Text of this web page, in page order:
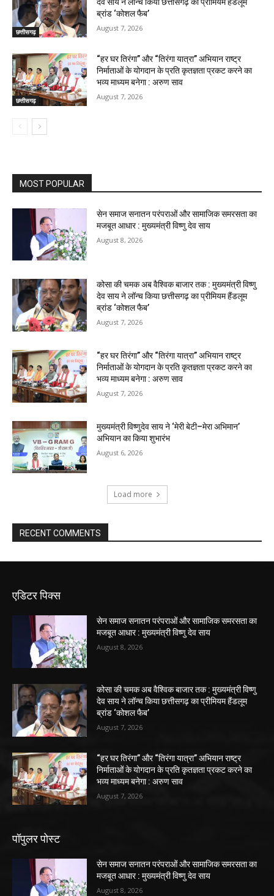
छत्तीसगढ़
देव साय ने लॉन्च किया छत्तीसगढ़ का प्रीमियम हैंडलूम
ब्रांड ‘कोशल फैब’
August 7, 2026
छत्तीसगढ़
“हर घर तिरंगा” और “तिरंगा यात्रा” अभियान राष्ट्र
निर्माताओं के योगदान के प्रति कृतज्ञता प्रकट करने का
भव्य माध्यम बनेगा : अरुण साव
August 7, 2026
MOST POPULAR
सेन समाज सनातन परंपराओं और सामाजिक समरसता का
मजबूत आधार : मुख्यमंत्री विष्णु देव साय
August 8, 2026
कोसा की चमक अब वैश्विक बाजार तक : मुख्यमंत्री विष्णु
देव साय ने लॉन्च किया छत्तीसगढ़ का प्रीमियम हैंडलूम
ब्रांड ‘कोशल फैब’
August 7, 2026
“हर घर तिरंगा” और “तिरंगा यात्रा” अभियान राष्ट्र
निर्माताओं के योगदान के प्रति कृतज्ञता प्रकट करने का
भव्य माध्यम बनेगा : अरुण साव
August 7, 2026
मुख्यमंत्री विष्णुदेव साय ने ‘मेरी बेटी–मेरा अभिमान’
अभियान का किया शुभारंभ
August 6, 2026
Load more
RECENT COMMENTS
एडिटर पिक्स
सेन समाज सनातन परंपराओं और सामाजिक समरसता का
मजबूत आधार : मुख्यमंत्री विष्णु देव साय
August 8, 2026
कोसा की चमक अब वैश्विक बाजार तक : मुख्यमंत्री विष्णु
देव साय ने लॉन्च किया छत्तीसगढ़ का प्रीमियम हैंडलूम
ब्रांड ‘कोशल फैब’
August 7, 2026
“हर घर तिरंगा” और “तिरंगा यात्रा” अभियान राष्ट्र
निर्माताओं के योगदान के प्रति कृतज्ञता प्रकट करने का
भव्य माध्यम बनेगा : अरुण साव
August 7, 2026
पॉपुलर पोस्ट
सेन समाज सनातन परंपराओं और सामाजिक समरसता का
मजबूत आधार : मुख्यमंत्री विष्णु देव साय
August 8, 2026